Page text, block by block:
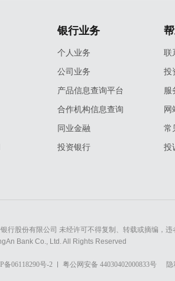
银行业务
个人业务
公司业务
产品信息查询平台
合作机构信息查询
同业金融
投资银行
联
投
服
网
常
投
行股份有限公司 未经许可不得复制、转载或摘编，违
Bank Co., Ltd. All Rights Reserved
备06118290号-2 粤公网安备 44030402000833号